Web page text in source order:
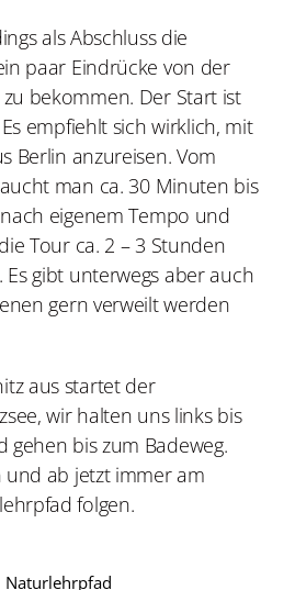
als Abschluss die
paar Eindrücke von der
bekommen. Der Start ist
empfiehlt sich wirklich, mit
Berlin anzureisen. Vom
man ca. 30 Minuten bis
eigenem Tempo und
Tour ca. 2 – 3 Stunden
gibt unterwegs aber auch
gern verweilt werden
aus startet der
wir halten uns links bis
gehen bis zum Badeweg.
und ab jetzt immer am
folgen.